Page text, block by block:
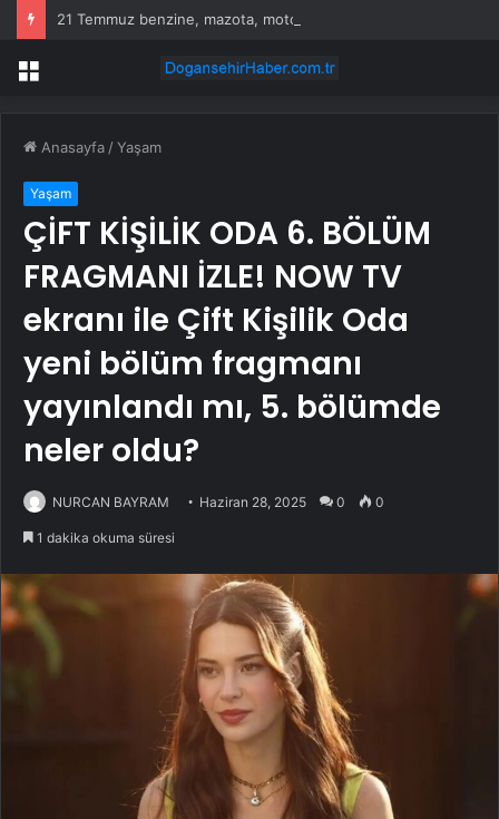
Menü
Anasayfa /Yaşam
Yaşam
ÇİFT KİŞİLİK ODA 6. BÖLÜM
FRAGMANI İZLE! NOW TV
ekranı ile Çift Kişilik Oda
yeni bölüm fragmanı
yayınlandı mı, 5. bölümde
neler oldu?
NURCAN BAYRAM Haziran 28, 2025 0 0
1 dakika okuma süresi